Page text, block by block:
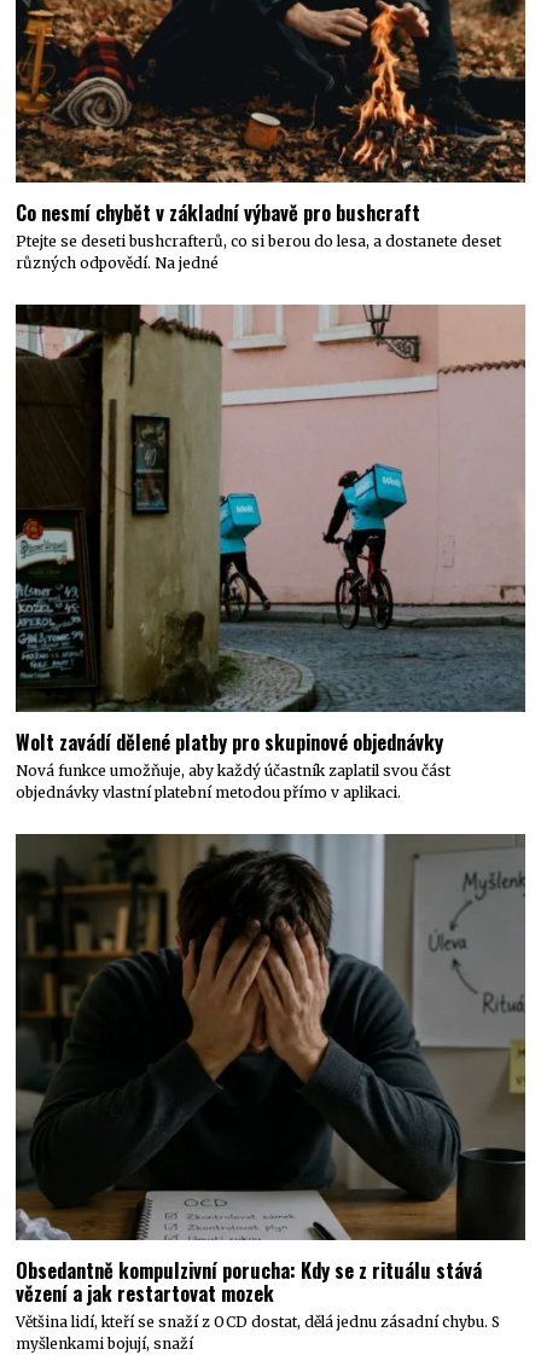
Co nesmí chybět v základní výbavě pro bushcraft
Ptejte se deseti bushcrafterů, co si berou do lesa, a dostanete deset
různých odpovědí. Na jedné
Wolt zavádí dělené platby pro skupinové objednávky
Nová funkce umožňuje, aby každý účastník zaplatil svou část
objednávky vlastní platební metodou přímo v aplikaci.
Obsedantně kompulzivní porucha: Kdy se z rituálu stává
vězení a jak restartovat mozek
Většina lidí, kteří se snaží z OCD dostat, dělá jednu zásadní chybu. S
myšlenkami bojují, snaží